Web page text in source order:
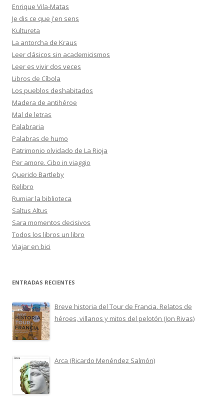
Enrique Vila-Matas
Je dis ce que j'en sens
Kultureta
La antorcha de Kraus
Leer clásicos sin academicismos
Leer es vivir dos veces
Libros de Cíbola
Los pueblos deshabitados
Madera de antihéroe
Mal de letras
Palabraria
Palabras de humo
Patrimonio olvidado de La Rioja
Per amore. Cibo in viaggio
Querido Bartleby
Relibro
Rumiar la biblioteca
Saltus Altus
Sara momentos decisivos
Todos los libros un libro
Viajar en bici
ENTRADAS RECIENTES
Breve historia del Tour de Francia. Relatos de
héroes, villanos y mitos del pelotón (Jon Rivas)
Arca (Ricardo Menéndez Salmón)